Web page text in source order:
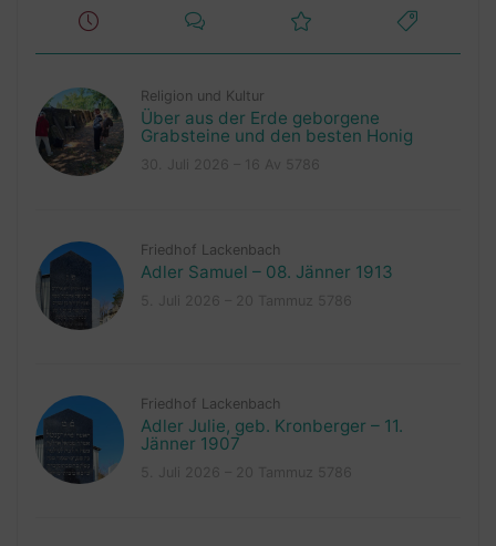
Religion und Kultur
Über aus der Erde geborgene
Grabsteine und den besten Honig
Friedhof Lackenbach
Adler Samuel – 08. Jänner 1913
Friedhof Lackenbach
Adler Julie, geb. Kronberger – 11.
Jänner 1907